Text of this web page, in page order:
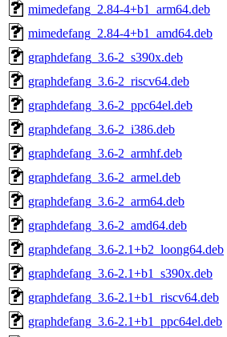
mimedefang_2.84-4+b1_arm64.deb
mimedefang_2.84-4+b1_amd64.deb
graphdefang_3.6-2_s390x.deb
graphdefang_3.6-2_riscv64.deb
graphdefang_3.6-2_ppc64el.deb
graphdefang_3.6-2_i386.deb
graphdefang_3.6-2_armhf.deb
graphdefang_3.6-2_armel.deb
graphdefang_3.6-2_arm64.deb
graphdefang_3.6-2_amd64.deb
graphdefang_3.6-2.1+b2_loong64.deb
graphdefang_3.6-2.1+b1_s390x.deb
graphdefang_3.6-2.1+b1_riscv64.deb
graphdefang_3.6-2.1+b1_ppc64el.deb